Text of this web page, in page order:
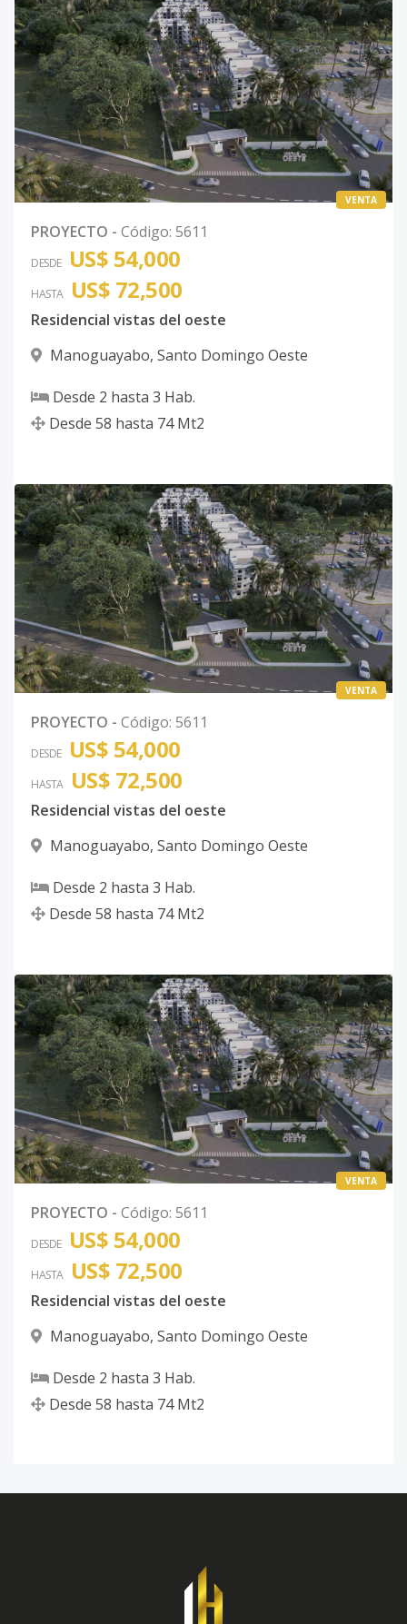
VENTA
PROYECTO - Código: 5611
DESDE US$ 54,000
HASTA US$ 72,500
Residencial vistas del oeste
Manoguayabo, Santo Domingo Oeste
Desde 2 hasta 3 Hab.
Desde 58 hasta 74 Mt2
VENTA
PROYECTO - Código: 5611
DESDE US$ 54,000
HASTA US$ 72,500
Residencial vistas del oeste
Manoguayabo, Santo Domingo Oeste
Desde 2 hasta 3 Hab.
Desde 58 hasta 74 Mt2
VENTA
PROYECTO - Código: 5611
DESDE US$ 54,000
HASTA US$ 72,500
Residencial vistas del oeste
Manoguayabo, Santo Domingo Oeste
Desde 2 hasta 3 Hab.
Desde 58 hasta 74 Mt2